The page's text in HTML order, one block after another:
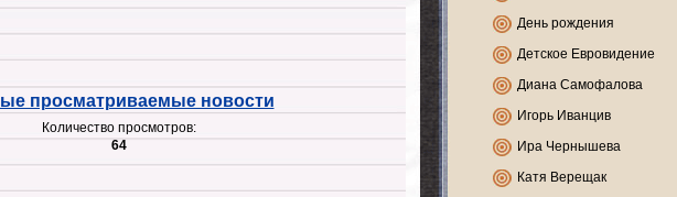
просматриваемые новости
Количество просмотров:
64
День рождения
Детское Евровидение
Диана Самофалова
Игорь Иванцив
Ира Чернышева
Катя Верещак